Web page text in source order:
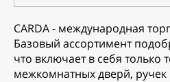
CARDA - международная
Базовый ассортимент
что включает в себя только
межкомнатных дверй, ручек